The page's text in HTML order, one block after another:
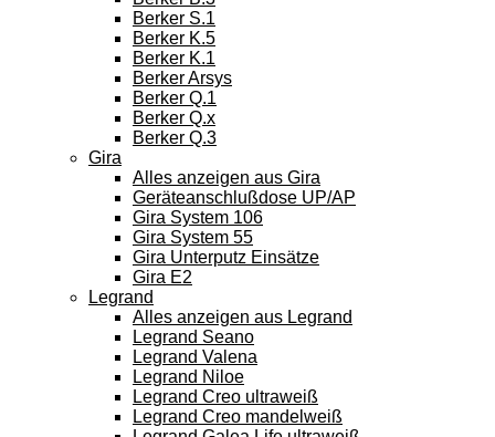
Berker S.1
Berker K.5
Berker K.1
Berker Arsys
Berker Q.1
Berker Q.x
Berker Q.3
Gira
Alles anzeigen aus Gira
Geräteanschlußdose UP/AP
Gira System 106
Gira System 55
Gira Unterputz Einsätze
Gira E2
Legrand
Alles anzeigen aus Legrand
Legrand Seano
Legrand Valena
Legrand Niloe
Legrand Creo ultraweiß
Legrand Creo mandelweiß